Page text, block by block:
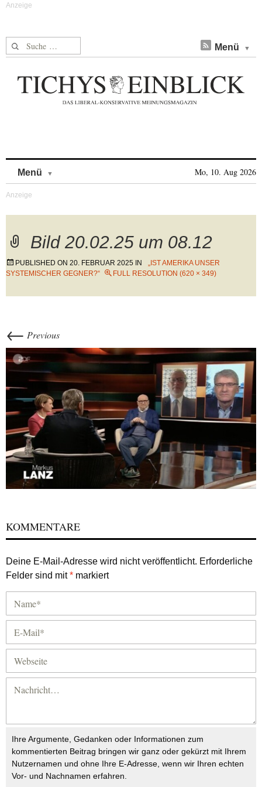
Suche nach: Menü
Menü Mo, 10. Aug 2026
Bild 20.02.25 um 08.12
PUBLISHED ON 20. FEBRUAR 2025 IN
„IST AMERIKA UNSER
SYSTEMISCHER GEGNER?“
FULL RESOLUTION (620 × 349)
← Previous
KOMMENTARE
Deine E-Mail-Adresse wird nicht veröffentlicht. Erforderliche
Felder sind mit* markiert
Ihre Argumente, Gedanken oder Informationen zum
kommentierten Beitrag bringen wir ganz oder gekürzt mit Ihrem
Nutzernamen und ohne Ihre E-Adresse, wenn wir Ihren echten
Vor- und Nachnamen erfahren.